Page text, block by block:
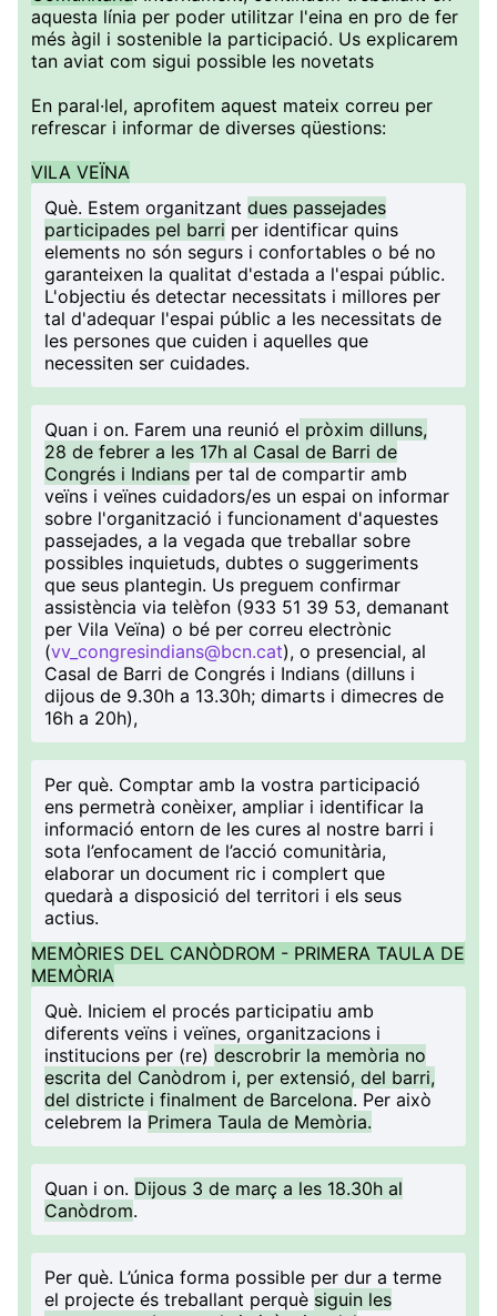
aquesta línia per poder utilitzar l'eina en pro de fer
més àgil i sostenible la participació. Us explicarem
tan aviat com sigui possible les novetats
En paral·lel, aprofitem aquest mateix correu per
refrescar i informar de diverses qüestions:
VILA VEÏNA
Què. Estem organitzant dues passejades
participades pel barri per identificar quins
elements no són segurs i confortables o bé no
garanteixen la qualitat d'estada a l'espai públic.
L'objectiu és detectar necessitats i millores per
tal d'adequar l'espai públic a les necessitats de
les persones que cuiden i aquelles que
necessiten ser cuidades.
Quan i on. Farem una reunió el pròxim dilluns,
28 de febrer a les 17h al Casal de Barri de
Congrés i Indians per tal de compartir amb
veïns i veïnes cuidadors/es un espai on informar
sobre l'organització i funcionament d'aquestes
passejades, a la vegada que treballar sobre
possibles inquietuds, dubtes o suggeriments
que seus plantegin. Us preguem confirmar
assistència via telèfon (933 51 39 53, demanant
per Vila Veïna) o bé per correu electrònic
(vv_congresindians@bcn.cat), o presencial, al
Casal de Barri de Congrés i Indians (dilluns i
dijous de 9.30h a 13.30h; dimarts i dimecres de
16h a 20h),
Per què. Comptar amb la vostra participació
ens permetrà conèixer, ampliar i identificar la
informació entorn de les cures al nostre barri i
sota l’enfocament de l’acció comunitària,
elaborar un document ric i complert que
quedarà a disposició del territori i els seus
actius.
MEMÒRIES DEL CANÒDROM - PRIMERA TAULA DE
MEMÒRIA
Què. Iniciem el procés participatiu amb
diferents veïns i veïnes, organitzacions i
institucions per (re) descrobrir la memòria no
escrita del Canòdrom i, per extensió, del barri,
del districte i finalment de Barcelona. Per això
celebrem la Primera Taula de Memòria.
Quan i on. Dijous 3 de març a les 18.30h al
Canòdrom.
Per què. L’única forma possible per dur a terme
el projecte és treballant perquè siguin les